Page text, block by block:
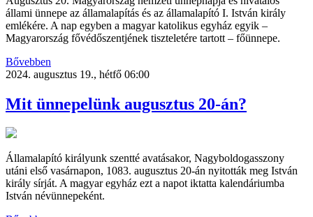
állami ünnepe az államalapítás és az államalapító I. István király
emlékére. A nap egyben a magyar katolikus egyház egyik –
Magyarország fővédőszentjének tiszteletére tartott – főünnepe.
Bővebben
2024. augusztus 19., hétfő 06:00
Mit ünnepelünk augusztus 20-án?
Államalapító királyunk szentté avatásakor, Nagyboldogasszony
utáni első vasárnapon, 1083. augusztus 20-án nyitották meg István
király sírját. A magyar egyház ezt a napot iktatta kalendáriumba
István névünnepeként.